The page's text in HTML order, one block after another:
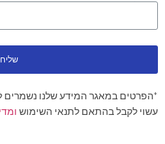
*הפרטים במאגר המידע שלנו נשמרים
עשוי לקבל בהתאם לתנאי השימוש